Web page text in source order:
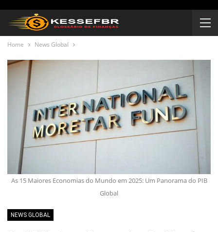
Home News Global
As 15 Maiores Economias do Mundo em 2025: Um Panorama do PIB
Global
NEWS GLOBAL